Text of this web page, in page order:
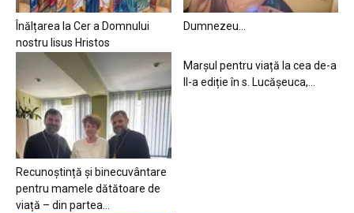
Înălțarea la Cer a Domnului
nostru Iisus Hristos
Dumnezeu…
Recunoștință și binecuvântare
pentru mamele dătătoare de
viață – din partea...
Marșul pentru viață la cea de-a
II-a ediție în s. Lucășeuca,...